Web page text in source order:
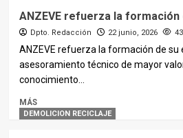
ANZEVE refuerza la formación
Dpto. Redacción 22 junio, 2026
ANZEVE refuerza la formación de su
asesoramiento técnico de mayor
conocimiento...
MÁS
DEMOLICION RECICLAJE